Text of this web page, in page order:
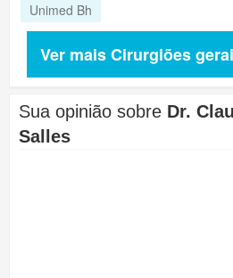
Unimed Bh
Ver mais Cirurgiões
Sua opinião sobre Dr.
Salles